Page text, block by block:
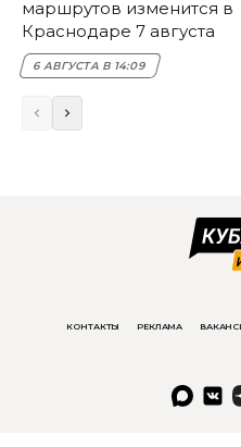
маршрутов изменится в
Краснодаре 7 августа
6 АВГУСТА В 14:09
КОНТАКТЫ РЕКЛАМА